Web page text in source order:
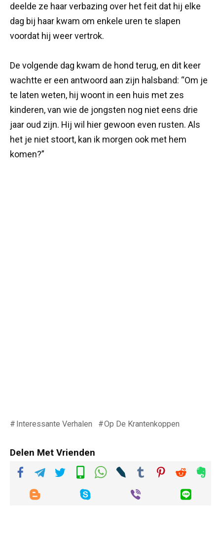
deelde ze haar verbazing over het feit dat hij elke
dag bij haar kwam om enkele uren te slapen
voordat hij weer vertrok.
De volgende dag kwam de hond terug, en dit keer
wachtte er een antwoord aan zijn halsband: “Om je
te laten weten, hij woont in een huis met zes
kinderen, van wie de jongsten nog niet eens drie
jaar oud zijn. Hij wil hier gewoon even rusten. Als
het je niet stoort, kan ik morgen ook met hem
komen?”
Interessante Verhalen Op De Krantenkoppen
Delen Met Vrienden